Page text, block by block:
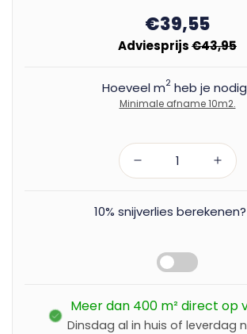
€39,55
Adviesprijs€43,95
Hoeveel m2heb je
Minimale afname 10m2.
10% snijverlies berekenen?
Meer dan 400 m² direct op
Dinsdag al in huis of leverdag